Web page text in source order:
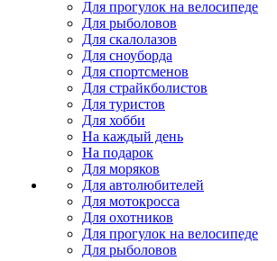
Для прогулок на велосипеде
Для рыболовов
Для скалолазов
Для сноуборда
Для спортсменов
Для страйкболистов
Для туристов
Для хобби
На каждый день
На подарок
Для моряков
Для автолюбителей
Для мотокросса
Для охотников
Для прогулок на велосипеде
Для рыболовов